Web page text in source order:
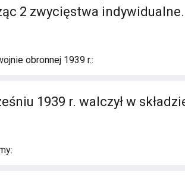
2 zwycięstwa indywidualne.
obronnej 1939 r.:
1939 r. walczył w